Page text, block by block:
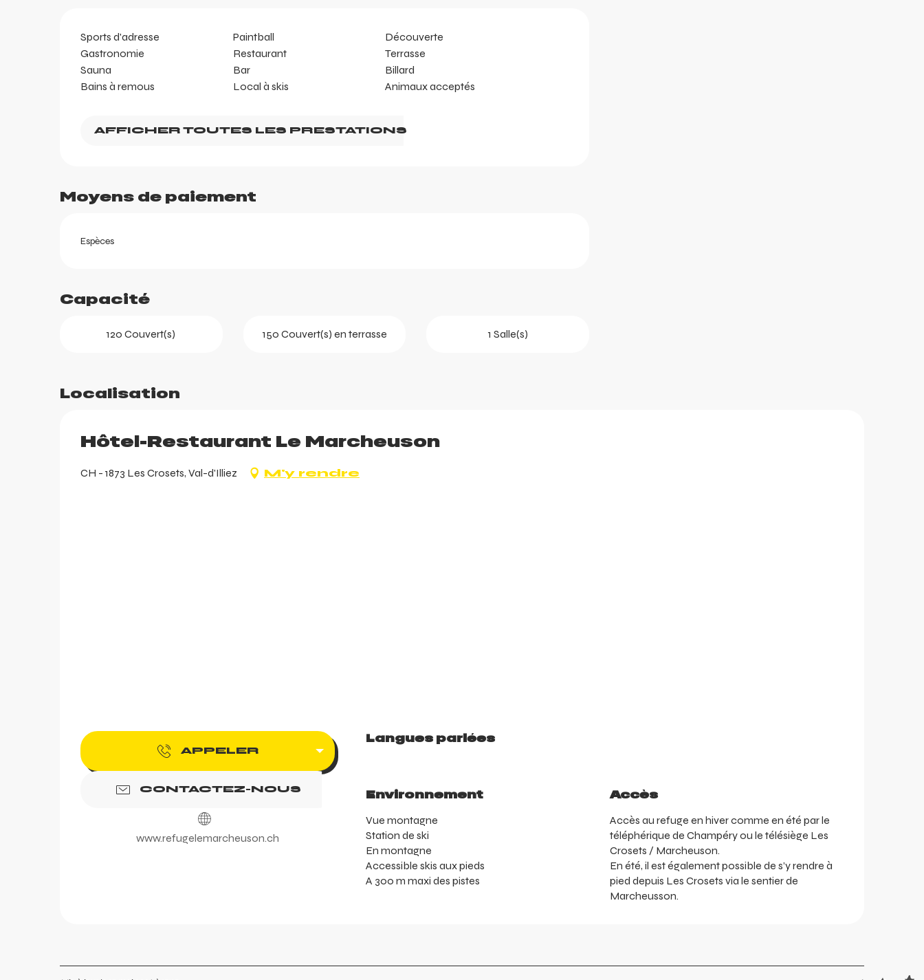
Sports d'adresse Paintball
Découverte
Gastronomie
Restaurant
Terrasse
Sauna
Bar
Billard
Bains à remous
Local à skis Animaux acceptés
AFFICHER TOUTES LES PRESTATIONS
Moyens de paiement
Espèces
Capacité
120 Couvert(s) 150 Couvert(s) en terrasse 1 Salle(s)
Localisation
Hôtel-Restaurant Le Marcheuson
CH - 1873 Les Crosets, Val-d'Illiez M'y rendre
APPELER
CONTACTEZ-NOUS
www.refugelemarcheuson.ch
Langues parlées
Langues parlées
Environnement
Environnement
Vue montagne
Station de ski
En montagne
Accessible skis aux pieds
A 300 m maxi des pistes
Accès
Accès
Accès au refuge en hiver comme en été par le
téléphérique de Champéry ou le télésiège Les
Crosets / Marcheuson.
En été, il est également possible de s’y rendre à
pied depuis Les Crosets via le sentier de
Marcheusson.